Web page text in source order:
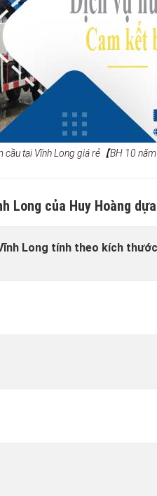
cầu tại Vĩnh Long giá rẻ【BH 10 năm
Long của Huy Hoàng
Long tính theo kích